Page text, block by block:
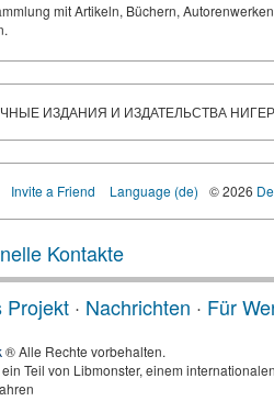
mit Artikeln, Büchern,
ИЗДАНИЯ И ИЗДАТЕЛЬСТВА
Invite a Friend Language (de) © 2026
Kontakte
Projekt · Nachrichten · Für
® Alle Rechte vorbehalten.
Teil von Libmonster, einem